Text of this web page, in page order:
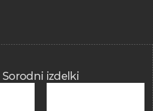
Sorodni izdelki